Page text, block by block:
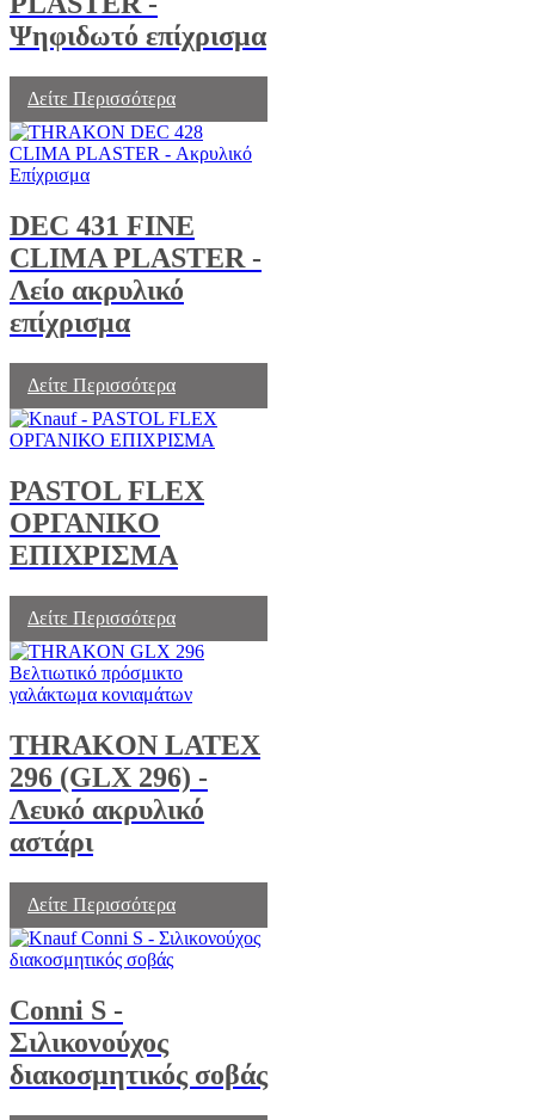
Ψηφιδωτό επίχρισμα
Δείτε Περισσότερα
DEC 431 FINE
CLIMA PLASTER -
Λείο ακρυλικό
επίχρισμα
Δείτε Περισσότερα
PASTOL FLEX
ΟΡΓΑΝΙΚΟ
ΕΠΙΧΡΙΣΜΑ
Δείτε Περισσότερα
THRAKON LATEX
296 (GLX 296) -
Λευκό ακρυλικό
αστάρι
Δείτε Περισσότερα
Conni S -
Σιλικονούχος
διακοσμητικός σοβάς